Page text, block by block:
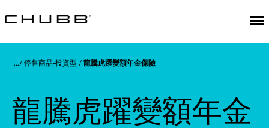
停售商品-投資型 龍騰虎躍變額年金保險
龍騰虎躍變額年金